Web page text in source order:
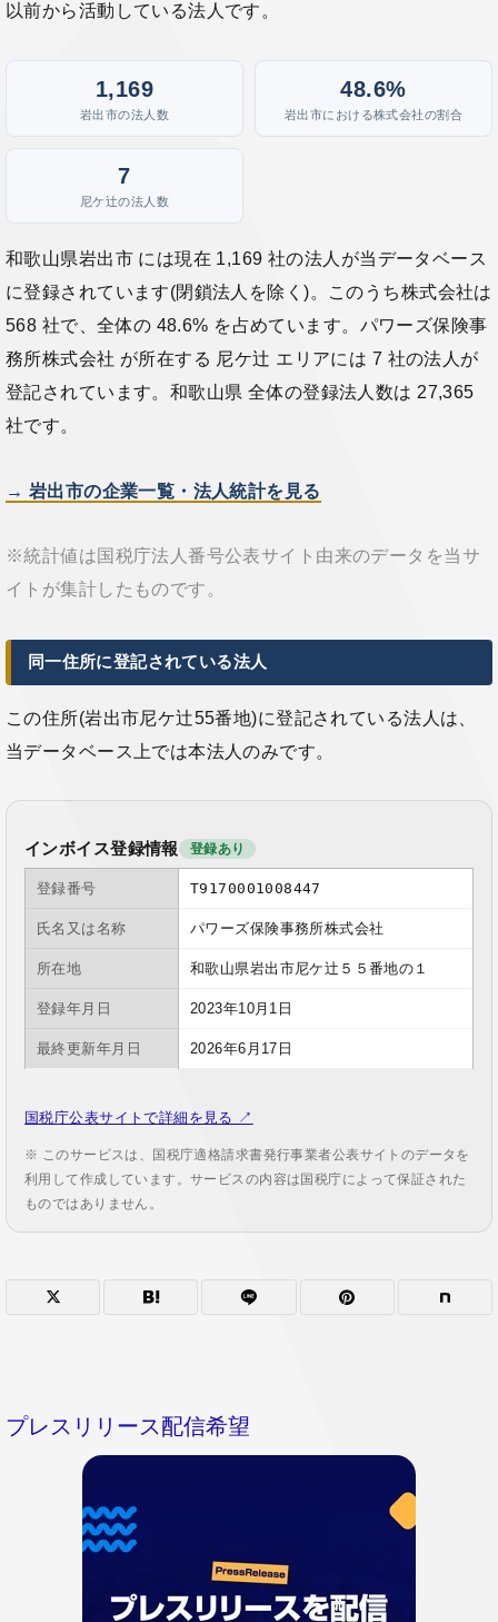
以前から活動している法人です。
1,169
岩出市の法人数
48.6%
岩出市における株式会社の割合
7
尼ケ辻の法人数
和歌山県岩出市 には現在 1,169 社の法人が当データベース
に登録されています(閉鎖法人を除く)。このうち株式会社は
568 社で、全体の 48.6% を占めています。パワーズ保険事
務所株式会社 が所在する 尼ケ辻 エリアには 7 社の法人が
登記されています。和歌山県 全体の登録法人数は 27,365
社です。
→ 岩出市の企業一覧・法人統計を見る
※統計値は国税庁法人番号公表サイト由来のデータを当サ
イトが集計したものです。
同一住所に登記されている法人
この住所(岩出市尼ケ辻55番地)に登記されている法人は、
当データベース上では本法人のみです。
インボイス登録情報 登録あり
登録番号 T9170001008447
氏名又は名称 パワーズ保険事務所株式会社
所在地 和歌山県岩出市尼ケ辻５５番地の１
登録年月日 2023年10月1日
最終更新年月日 2026年6月17日
国税庁公表サイトで詳細を見る ↗
※ このサービスは、国税庁適格請求書発行事業者公表サイトのデータを
利用して作成しています。サービスの内容は国税庁によって保証された
ものではありません。
プレスリリース配信希望